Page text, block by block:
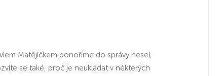
Matějíčkem ponoříme do správy hesel,
se také, proč je neukládat v některých